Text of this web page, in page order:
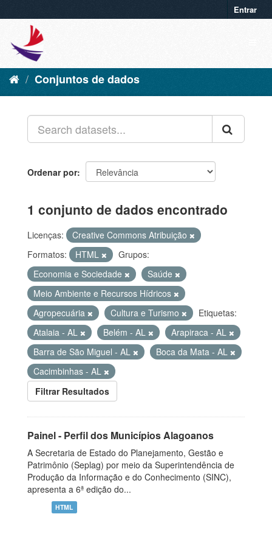
Entrar
Conjuntos de dados
Ordenar por
1 conjunto de dados encontrado
Licenças:
Creative Commons Atribuição
Formatos:
HTML
Grupos:
Economia e Sociedade
Saúde
Meio Ambiente e Recursos Hídricos
Agropecuária
Cultura e Turismo
Etiquetas:
Atalaia - AL
Belém - AL
Arapiraca - AL
Barra de São Miguel - AL
Boca da Mata - AL
Cacimbinhas - AL
Filtrar Resultados
Painel - Perfil dos Municípios Alagoanos
A Secretaria de Estado do Planejamento, Gestão e
Patrimônio (Seplag) por meio da Superintendência de
Produção da Informação e do Conhecimento (SINC),
apresenta a 6ª edição do...
HTML